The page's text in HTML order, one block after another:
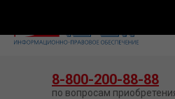
8-800-200-88-88
по вопросам